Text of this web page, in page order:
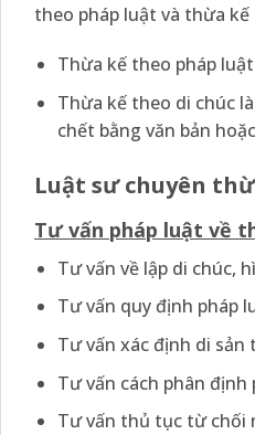
theo pháp luật và thừa kế
Thừa kế theo pháp
Thừa kế theo di chúc
chết bằng văn bản
Luật sư chuyên
Tư vấn pháp luật về
Tư vấn về lập di chúc,
Tư vấn quy định pháp
Tư vấn xác định di
Tư vấn cách phân
Tư vấn thủ tục từ chối